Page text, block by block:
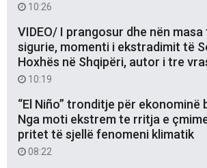
10:26
VIDEO/ I prangosur dhe nën
sigurie, momenti i ekstradimit të
Hoxhës në Shqipëri, autor i tre
10:19
“El Niño” tronditje për ekonominë
Nga moti ekstrem te rritja e
pritet të sjellë fenomeni klimatik
08:22